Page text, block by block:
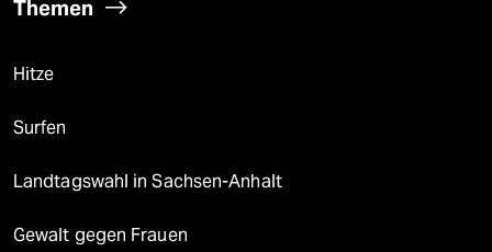
Themen
Hitze
Surfen
Landtagswahl in Sachsen-Anhalt
Gewalt gegen Frauen